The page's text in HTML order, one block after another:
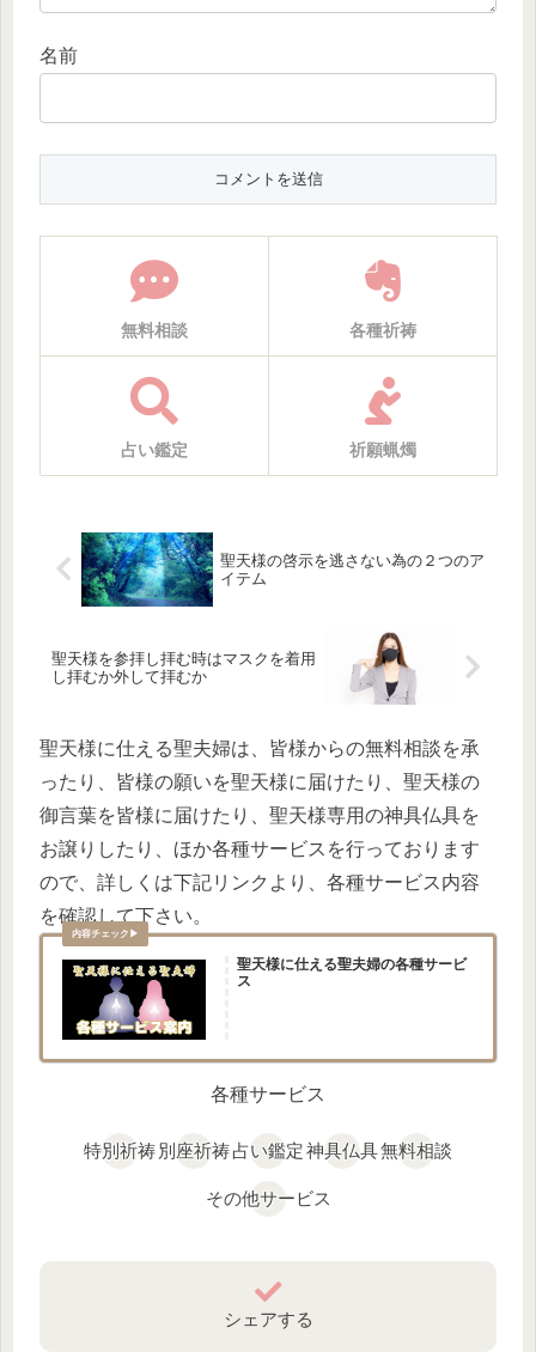
名前
無料相談 各種祈祷
占い鑑定 祈願蝋燭
聖天様の啓示を逃さない為の２つのア
イテム
聖天様を参拝し拝む時はマスクを着用
し拝むか外して拝むか
聖天様に仕える聖夫婦は、皆様からの無料相談を承
ったり、皆様の願いを聖天様に届けたり、聖天様の
御言葉を皆様に届けたり、聖天様専用の神具仏具を
お譲りしたり、ほか各種サービスを行っております
ので、詳しくは下記リンクより、各種サービス内容
を確認して下さい。
聖天様に仕える聖夫婦の各種サービ
ス
各種サービス
特別祈祷別座祈祷占い鑑定神具仏具無料相談
その他サービス
シェアする